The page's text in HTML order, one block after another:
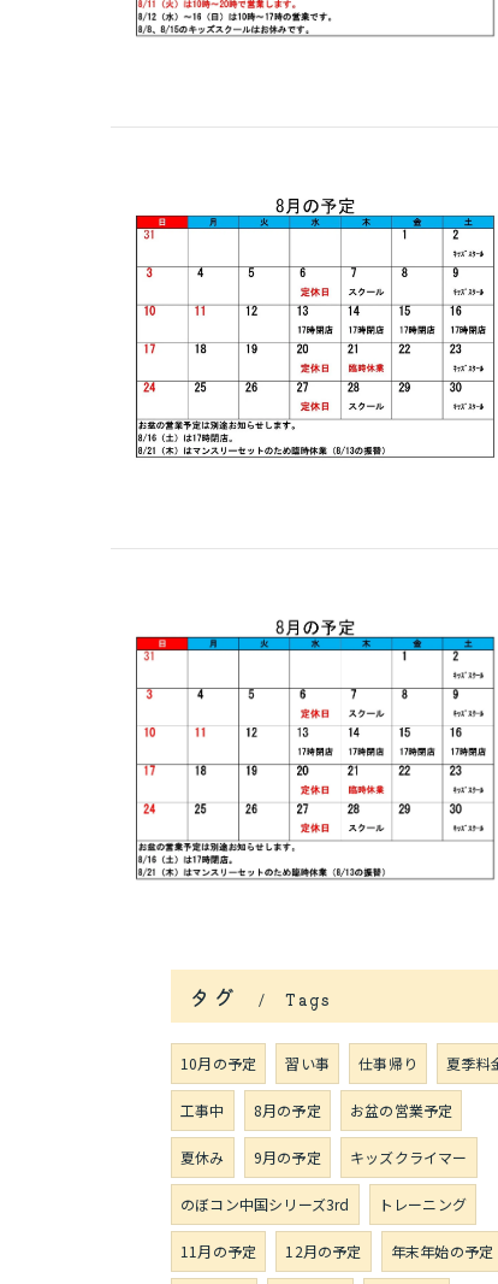
タグ Tags
10月の予定 習い事 仕事帰り 夏季料
工事中 8月の予定 お盆の営業予定
夏休み 9月の予定 キッズクライマー
のぼコン中国シリーズ3rd トレーニング
11月の予定 12月の予定 年末年始の予定